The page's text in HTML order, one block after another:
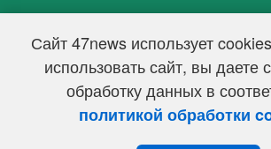
Сайт 47news использует
использовать сайт, вы даете
обработку данных в
политикой обработки
47 новостей (47 news)2005 — 2026 г.
Свидетельство о регистрации СМИ Эл № ФС
Федеральной службой по надзору в сфере
информационных технологий и массовых